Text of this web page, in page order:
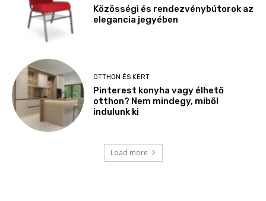
Közösségi és rendezvénybútorok az
elegancia jegyében
OTTHON ÉS KERT
Pinterest konyha vagy élhető
otthon? Nem mindegy, miből
indulunk ki
Load more